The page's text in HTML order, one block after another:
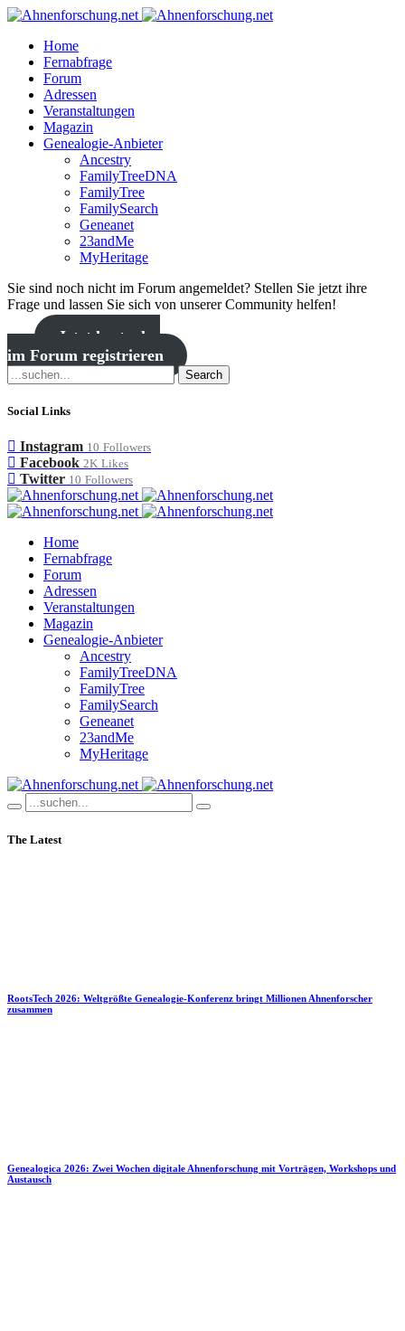
Home
Fernabfrage
Forum
Adressen
Veranstaltungen
Magazin
Genealogie-Anbieter
Ancestry
FamilyTreeDNA
FamilyTree
FamilySearch
Geneanet
23andMe
MyHeritage
Sie sind noch nicht im Forum angemeldet? Stellen Sie jetzt ihre
Frage und lassen Sie sich von unserer Community helfen!
Jetzt kostenlos
im Forum registrieren
Search
Social Links
Instagram 10 Followers
Facebook 2K Likes
Twitter 10 Followers
Home
Fernabfrage
Forum
Adressen
Veranstaltungen
Magazin
Genealogie-Anbieter
Ancestry
FamilyTreeDNA
FamilyTree
FamilySearch
Geneanet
23andMe
MyHeritage
The Latest
RootsTech 2026: Weltgrößte Genealogie-Konferenz bringt Millionen Ahnenforscher
zusammen
Genealogica 2026: Zwei Wochen digitale Ahnenforschung mit Vorträgen, Workshops und
Austausch